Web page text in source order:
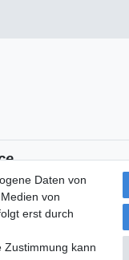
Stoffmuster
Daten von
von
erst durch
Zustimmung kann